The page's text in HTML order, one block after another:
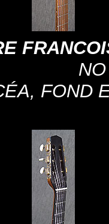
FOND